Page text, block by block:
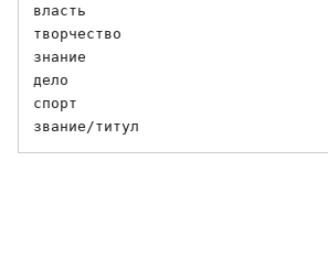
власть
творчество
знание
дело
спорт